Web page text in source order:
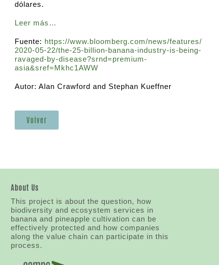
dólares.
Leer más…
Fuente: https://www.bloomberg.com/news/features/
2020-05-22/the-25-billion-banana-industry-is-being-
ravaged-by-disease?srnd=premium-
asia&sref=Mkhc1AWW
Autor: Alan Crawford and Stephan Kueffner
Volver
About Us
This project is about the question, how
biodiversity and ecosystem services in
banana and pineapple cultivation can be
effectively protected and how companies
along the value chain can participate in this
process.